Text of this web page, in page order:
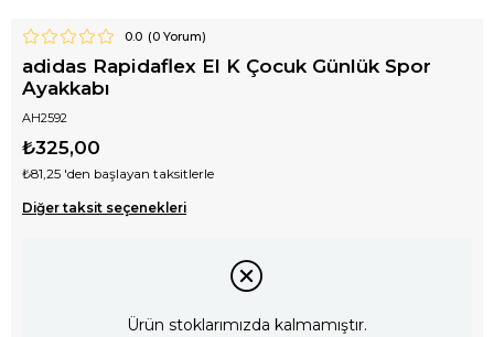
0.0 (0Yorum)
adidas Rapidaflex El K Çocuk Günlük Spor
Ayakkabı
AH2592
₺325,00
₺81,25 'den başlayan taksitlerle
Diğer taksit seçenekleri
Ürün stoklarımızda kalmamıştır.